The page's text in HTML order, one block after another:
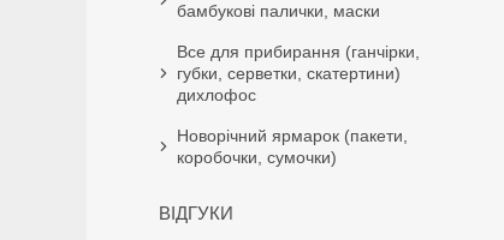
бамбукові палички, маски
Все для прибирання (ганчірки,
губки, серветки, скатертини)
дихлофос
Новорічний ярмарок (пакети,
коробочки, сумочки)
ВІДГУКИ